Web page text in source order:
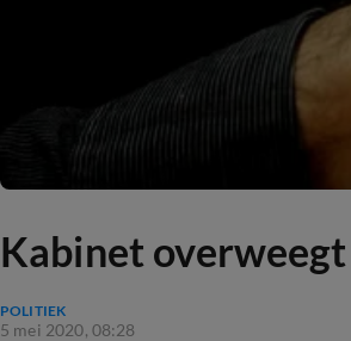
Kabinet
POLITIEK
5 mei 2020, 08:28